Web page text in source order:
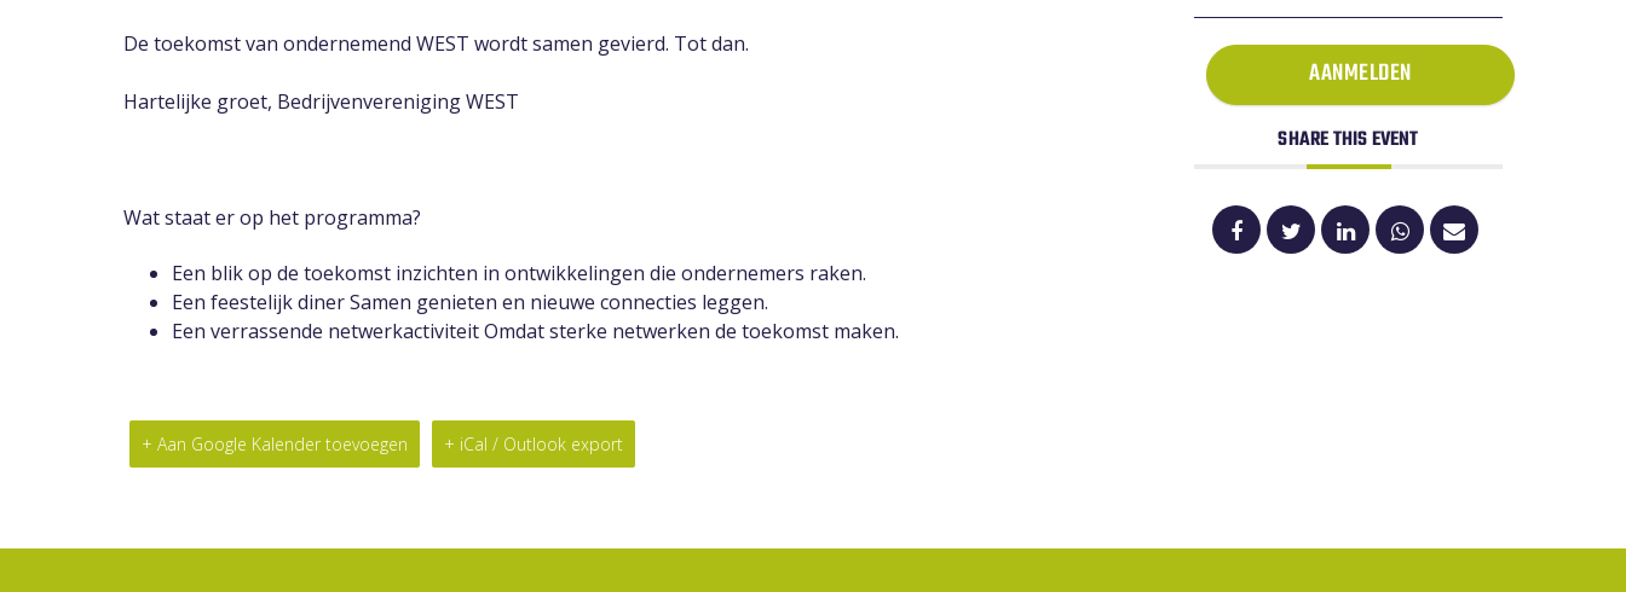
De toekomst van ondernemend WEST wordt samen gevierd. Tot dan.
Hartelijke groet, Bedrijvenvereniging WEST
Wat staat er op het programma?
Een blik op de toekomst inzichten in ontwikkelingen die ondernemers raken.
Een feestelijk diner Samen genieten en nieuwe connecties leggen.
Een verrassende netwerkactiviteit Omdat sterke netwerken de toekomst maken.
+ Aan Google Kalender toevoegen + iCal / Outlook export
AANMELDEN
SHARE THIS EVENT